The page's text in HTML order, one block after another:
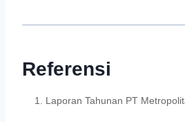
Referensi
Laporan Tahunan PT